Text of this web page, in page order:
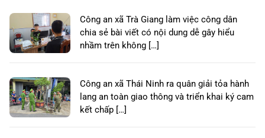
Công an xã Trà Giang làm việc công dân
chia sẻ bài viết có nội dung dễ gây hiểu
nhầm trên không […]
Công an xã Thái Ninh ra quân giải tỏa hành
lang an toàn giao thông và triển khai ký cam
kết chấp […]